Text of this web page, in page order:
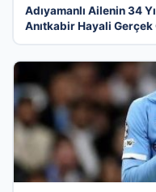
Adıyamanlı Ailenin 34
Anıtkabir Hayali Gerçek